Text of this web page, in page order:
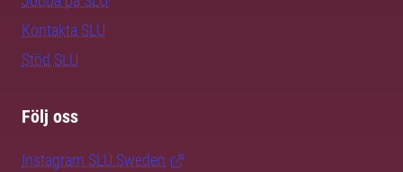
Kontakta SLU
Stöd SLU
Följ oss
Instagram SLU.Sweden